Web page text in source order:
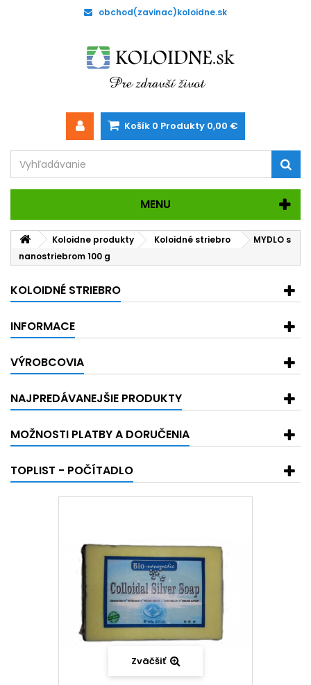
obchod(zavinac)koloidne.sk
Košík 0 Produkty 0,00 €
MENU
Koloidne produkty Koloidné striebro
MYDLO s
nanostriebrom 100 g
KOLOIDNÉ STRIEBRO
INFORMACE
VÝROBCOVIA
NAJPREDÁVANEJŠIE PRODUKTY
MOŽNOSTI PLATBY A DORUČENIA
TOPLIST - POČÍTADLO
Zväčšiť